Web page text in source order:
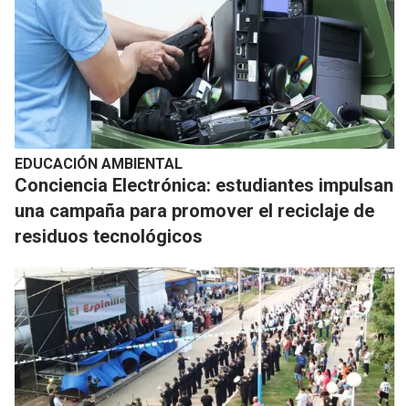
EDUCACIÓN AMBIENTAL
Conciencia Electrónica: estudiantes impulsan
una campaña para promover el reciclaje de
residuos tecnológicos